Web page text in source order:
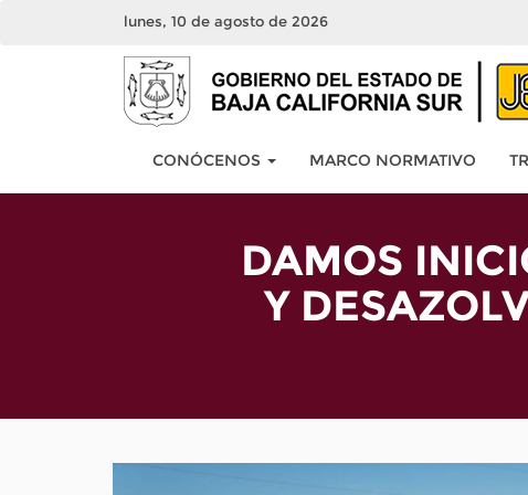
lunes, 10 de agosto de 2026
CONÓCENOS MARCO NORMATIVO
DAMOS
Y